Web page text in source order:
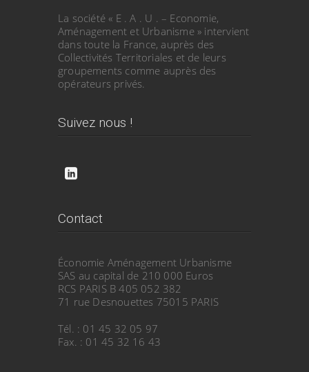
La société « E . A . U . – Economie,
Aménagement et Urbanisme » intervient
dans toute la France, auprès des
Collectivités Territoriales et de leurs
groupements comme auprès des
opérateurs privés.
Suivez nous !
Contact
Économie Aménagement Urbanisme
SAS au capital de 210 000 Euros
RCS PARIS B 405 052 382
71 rue Desnouettes 75015 PARIS
Tél. : 01 45 32 05 97
Fax. : 01 45 32 16 43